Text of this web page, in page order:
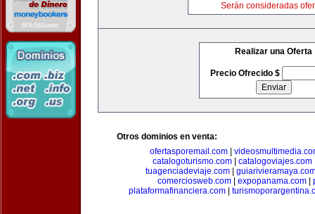
Serán consideradas
Realizar una Oferta
Precio Ofrecido $
Otros dominios en venta:
ofertasporemail.com
catalogoturismo.com
catalogoviajes.com
tuagenciadeviaje.com|
comerciosweb.com
expopanama.com
plataformafinanciera.com